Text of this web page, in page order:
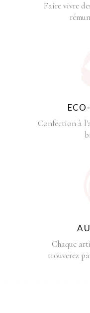
Faire vivre
Confection à
Chaque
trouverez